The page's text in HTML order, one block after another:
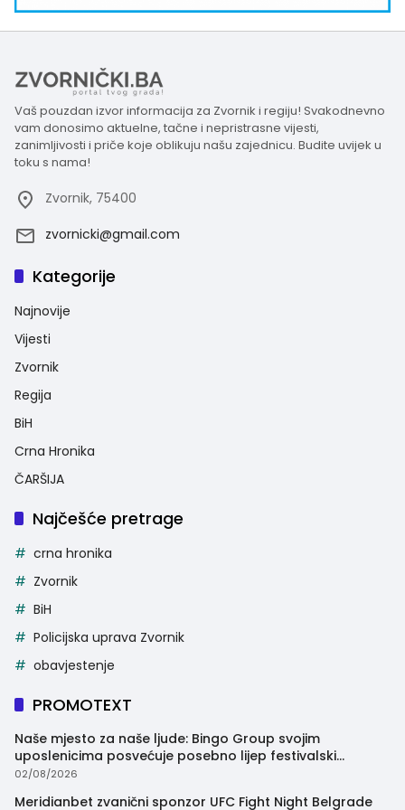
Vaš pouzdan izvor informacija za Zvornik i regiju! Svakodnevno
vam donosimo aktuelne, tačne i nepristrasne vijesti,
zanimljivosti i priče koje oblikuju našu zajednicu. Budite uvijek u
toku s nama!
Zvornik, 75400
zvornicki@gmail.com
Kategorije
Najnovije
Vijesti
Zvornik
Regija
BiH
Crna Hronika
ČARŠIJA
Najčešće pretrage
crna hronika
Zvornik
BiH
Policijska uprava Zvornik
obavjestenje
PROMOTEXT
Naše mjesto za naše ljude: Bingo Group svojim
uposlenicima posvećuje posebno lijep festivalski
trenutak
02/08/2026
Meridianbet zvanični sponzor UFC Fight Night Belgrade